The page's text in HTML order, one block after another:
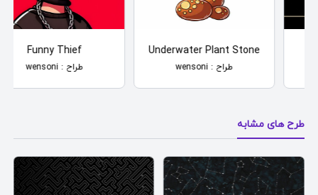
Underwater Plant Stone
Funny Thief
طرح های مشابه